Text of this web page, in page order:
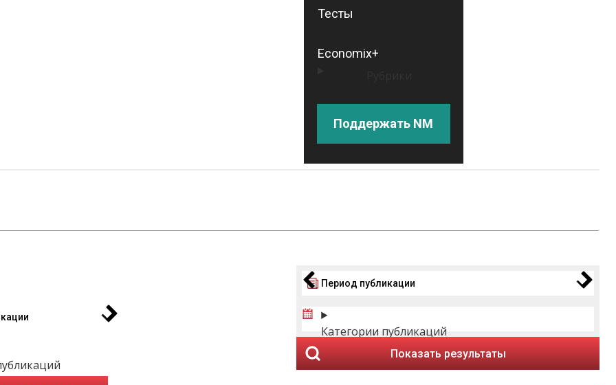
Тесты
Economix+
Поддержать NM
Период публикации
Категории публикаций
Показать результаты